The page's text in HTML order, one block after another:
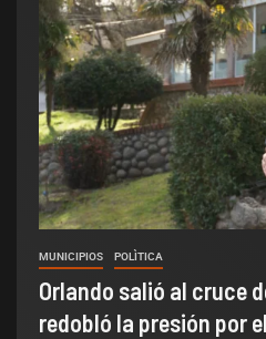
MUNICIPIOS POLÌTICA
Orlando salió al cruce
redobló la presión por